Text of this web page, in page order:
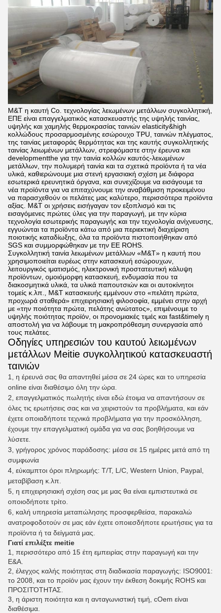
M&T η καυτή Co. τεχνολογίας λειωμένων μετάλλων συγκολλητική,
ΕΠΕ είναι επαγγελματικός κατασκευαστής της υψηλής ταινίας,
υψηλής και χαμηλής θερμοκρασίας ταινιών elasticity&high
κολλώδους προσαρμοσμένης εσώρουχο TPU, ταινιών πλέγματος,
της ταινίας μεταφοράς θερμότητας και της καυτής συγκολλητικής
ταινίας λειωμένων μετάλλων, στρεφόμαστε στην έρευνα και
developmentthe για την ταινία κολλών καυτός-λειωμένων
μετάλλων, την πολυμερή ταινία και τα σχετικά προϊόντα ή τα νέα
υλικά, καθιερώνουμε μια στενή εργασιακή σχέση με διάφορα
εσωτερικά ερευνητικά όργανα, και συνεχίζουμε να εισάγουμε τα
νέα προϊόντα για να επιταχύνουμε την αναβάθμιση προκειμένου
να παρασχεθούν οι πελάτες μας καλύτερο, περισσότερα προϊόντα
αξίας. M&T οι χρήσεις εισήγαγαν τον εξοπλισμό και τις
εισαγόμενες πρώτες ύλες για την παραγωγή, με την κύρια
τεχνολογία εσωτερικής παραγωγής και την τεχνολογία ανίχνευσης,
εγγυώνται τα προϊόντα κάτω από μια περιεκτική διαχείριση
ποιοτικής καταδίωξης, όλα τα προϊόντα πιστοποιήθηκαν από
SGS και συμμορφώθηκαν με την ΕΕ ROHS.
Συγκολλητική ταινία λειωμένων μετάλλων «M&T» η καυτή που
χρησιμοποιείται ευρέως στην κατασκευή εσώρουχων,
λειτουργικός ιματισμός, ηλεκτρονική προστατευτική κάλυψη
προϊόντων, ομοιόμορφη κατασκευή, ενδυμασία που τα
διακοσμητικά υλικά, τα υλικά παπουτσιών και οι αυτοκίνητοι
τομείς κ.λπ., M&T κατασκευής εμμένουν στο «πελάτη πρώτα,
προχωρά σταθερά» επιχειρησιακή φιλοσοφία, εμμένει στην αρχή
με «την ποιότητα πρώτα, πελάτης ανώτατος», επιμένουμε το
υψηλής ποιότητας προϊόν, οι προνομιακές τιμές και fast&timely η
αποστολή για να λάβουμε τη μακροπρόθεσμη συνεργασία από
τους πελάτες.
Οδηγίες υπηρεσιών του καυτού λειωμένων
μετάλλων Meitie συγκολλητικού κατασκευαστή
ταινιών
1, η έρευνά σας θα απαντηθεί μέσα σε 24 ώρες και το υπηρεσία
online είναι διαθέσιμο όλη την ώρα.
2, επαγγελματικός πωλητής είναι εδώ έτοιμα να απαντήσουν σε
όλες τις ερωτήσεις σας και να χειριστούν τα προβλήματα, και εάν
έχετε οποιαδήποτε τεχνικά προβλήματα για την προσκόλληση,
έχουμε την επαγγελματική ομάδα για να σας βοηθήσουμε να
λύσετε.
3, γρήγορος χρόνος παράδοσης: μέσα σε 15 ημέρες μετά από τη
συμφωνία
4, εύκαμπτοι όροι πληρωμής: T/T, L/C, Western Union, Paypal,
μεταβίβαση κ.λπ.
5, η επιχειρησιακή σχέση σας με μας θα είναι εμπιστευτικά σε
οποιοδήποτε τρίτο.
6, καλή υπηρεσία μεταπώλησης προσφερθείσα, παρακαλώ
ανατροφοδοτούν σε μας εάν έχετε οποιεσδήποτε ερωτήσεις για τα
προϊόντα ή τα δείγματά μας.
Γιατί επιλέξτε meitie
1, περισσότερο από 15 έτη εμπειρίας στην παραγωγή και την
Ε&Α.
2, έλεγχος καλής ποιότητας στη διαδικασία παραγωγής: ISO9001:
το 2008, και το προϊόν μας έχουν την έκθεση δοκιμής ROHS και
ΠΡΟΣΙΤΌΤΗΤΑΣ.
3, η άριστη ποιότητα και η ανταγωνιστική τιμή, cOem είναι
διαθέσιμα.